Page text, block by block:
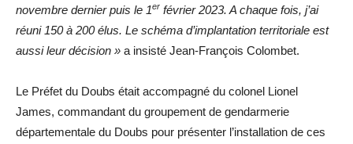
novembre dernier puis le 1er février 2023. A chaque fois, j’ai
réuni 150 à 200 élus. Le schéma d’implantation territoriale est
aussi leur décision » a insisté Jean-François Colombet.
Le Préfet du Doubs était accompagné du colonel Lionel
James, commandant du groupement de gendarmerie
départementale du Doubs pour présenter l’installation de ces